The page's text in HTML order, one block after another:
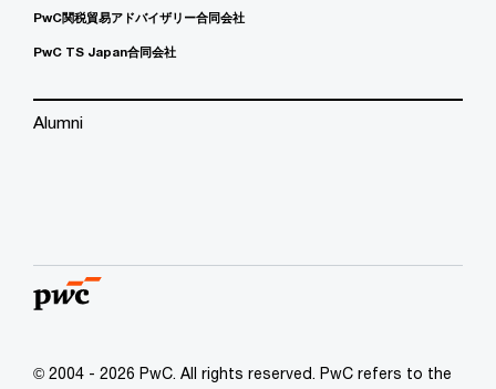
PwC関税貿易アドバイザリー合同会社
PwC TS Japan合同会社
Alumni
© 2004 - 2026 PwC. All rights reserved. PwC refers to the